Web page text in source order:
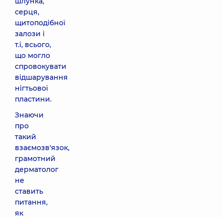
серця,
щитоподібної
залози і
т.і, всього,
що могло
спровокувати
відшарування
нігтьової
пластини.
Знаючи
про
такий
взаємозв'язок,
грамотний
дерматолог
не
ставить
питання,
як